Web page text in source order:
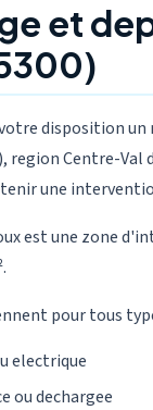
et
disposition
Centre-Val
une
est une zone
pour tous
electrique
ou dechargee